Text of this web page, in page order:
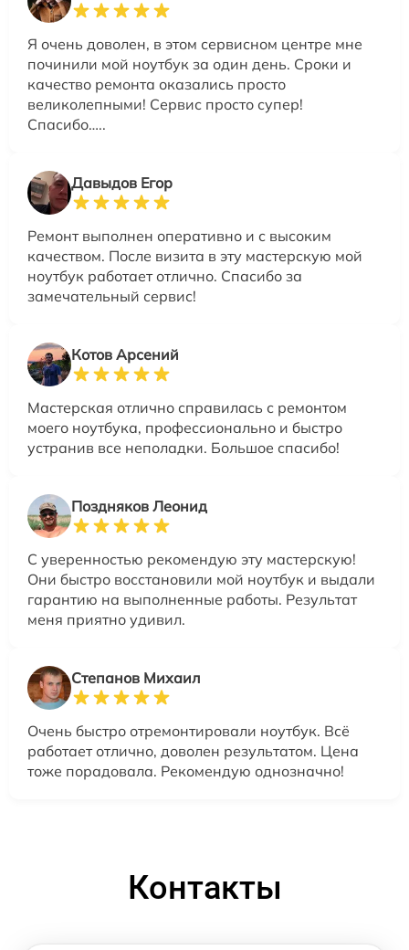
Я очень доволен, в этом сервисном центре мне
починили мой ноутбук за один день. Сроки и
качество ремонта оказались просто
великолепными! Сервис просто супер!
Спасибо…..
Давыдов Егор
Ремонт выполнен оперативно и с высоким
качеством. После визита в эту мастерскую мой
ноутбук работает отлично. Спасибо за
замечательный сервис!
Котов Арсений
Мастерская отлично справилась с ремонтом
моего ноутбука, профессионально и быстро
устранив все неполадки. Большое спасибо!
Поздняков Леонид
С уверенностью рекомендую эту мастерскую!
Они быстро восстановили мой ноутбук и выдали
гарантию на выполненные работы. Результат
меня приятно удивил.
Степанов Михаил
Очень быстро отремонтировали ноутбук. Всё
работает отлично, доволен результатом. Цена
тоже порадовала. Рекомендую однозначно!
Контакты